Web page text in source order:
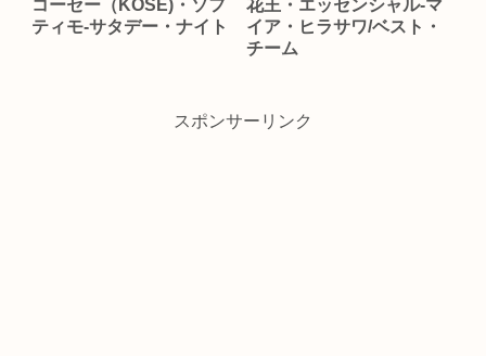
コーセー（KOSE)・ソフ
ティモ-サタデー・ナイト
花王・エッセンシャル-マ
イア・ヒラサワ/ベスト・
チーム
スポンサーリンク